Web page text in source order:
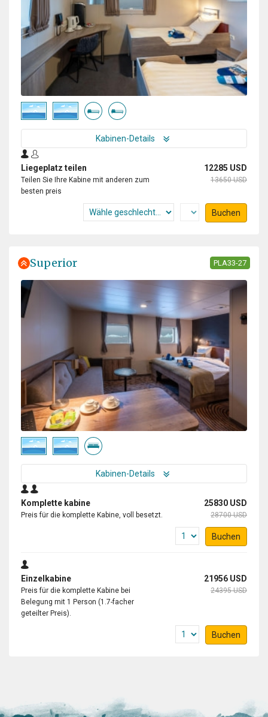
Kabinen-Details
Liegeplatz teilen 12285 USD
Teilen Sie Ihre Kabine mit anderen zum
besten preis
13650 USD
Buchen
Superior PLA33-27
Kabinen-Details
Komplette kabine 25830 USD
Preis für die komplette Kabine, voll besetzt. 28700 USD
Buchen
Einzelkabine 21956 USD
Preis für die komplette Kabine bei
Belegung mit 1 Person (1.7-facher
geteilter Preis).
24395 USD
Buchen